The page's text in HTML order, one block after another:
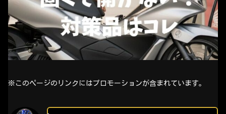
※このページのリンクにはプロモーションが含まれています。